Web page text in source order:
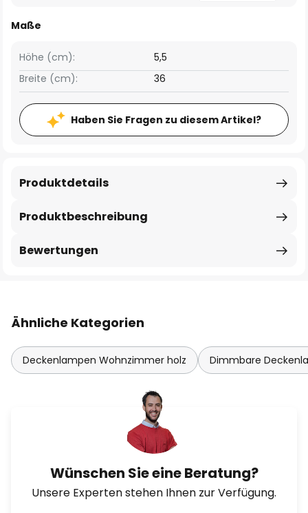
Maße
Breite (cm): 36
Höhe (cm): 5,5
Haben Sie Fragen zu diesem Artikel?
Produktbeschreibung
Produktdetails
Bewertungen
Ähnliche Kategorien
Deckenlampen Wohnzimmer holz Dimmbare
Wünschen Sie eine Beratung?
Unsere Experten stehen Ihnen zur Verfügung.